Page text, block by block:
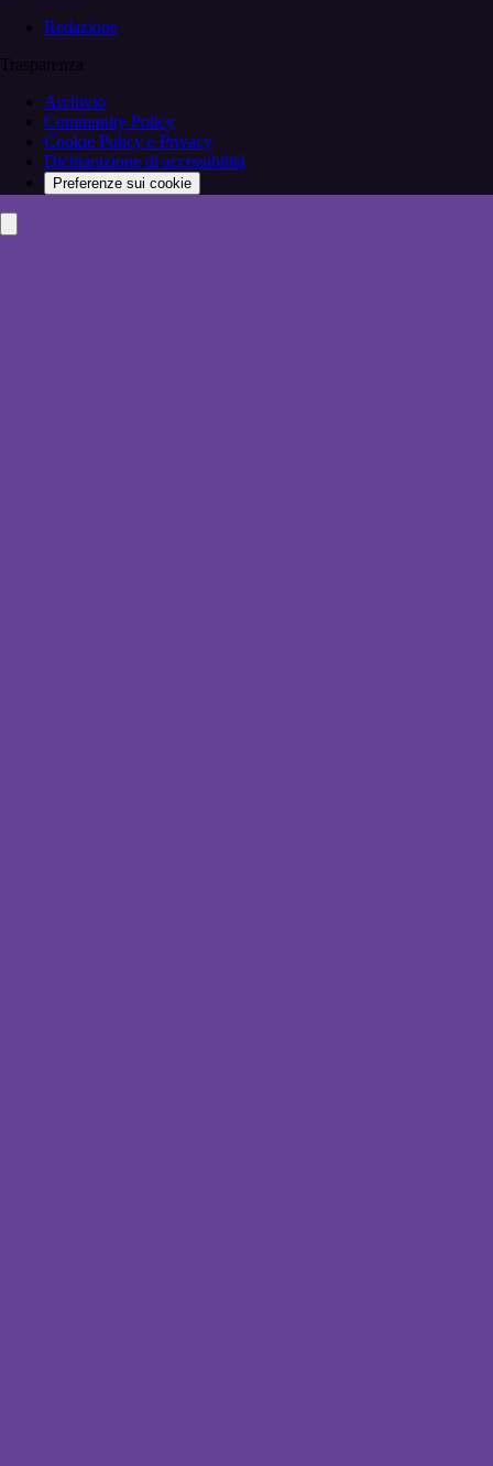
Redazione
Trasparenza
Archivio
Community Policy
Cookie Policy e Privacy
Dichiarazione di accessibilità
Preferenze sui cookie